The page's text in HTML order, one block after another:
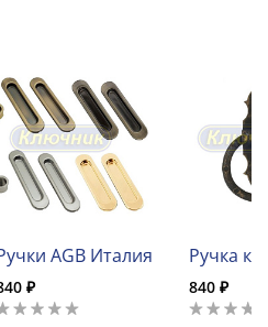
AGB Италия
₽
Ручка
840 ₽